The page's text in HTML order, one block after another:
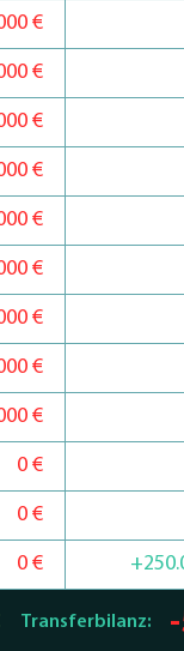
€
€
€
€
€
€
€
€
€
0 €
0 €
0 €
Transferbilanz: